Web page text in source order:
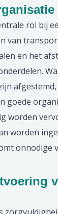
rol bij
van
en het
goede
worden
worden
onnodige